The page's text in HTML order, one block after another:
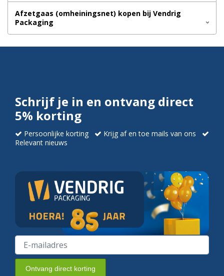
Afzetgaas (omheiningsnet) kopen bij Vendrig
Packaging
Schrijf je in en ontvang direct
5% korting
Persoonlijke korting
Krijg af en toe mails van ons
Relevant nieuws
Ontvang direct korting